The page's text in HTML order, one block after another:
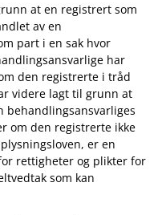
at en registrert som
av en
part i en sak hvor
har
den registrerte i tråd
videre lagt til grunn at
behandlingsansvarliges
om den registrerte ikke
er en
rettigheter og plikter for
som kan